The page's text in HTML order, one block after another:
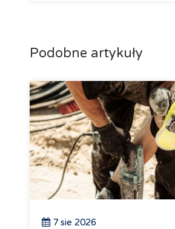
Podobne artykuły
7 sie 2026